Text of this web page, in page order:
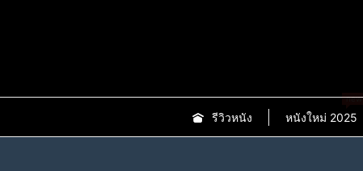
รีวิวหนัง หนังใหม่ 2025
new